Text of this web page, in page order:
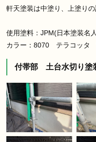
軒天塗装は中塗り、上塗りの
使用塗料：JPM(日本塗装名
カラー：8070 テラコッタ
付帯部 土台水切り塗